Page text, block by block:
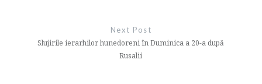
Next Post
Slujirile ierarhilor hunedoreni în Duminica a 20-a după
Rusalii